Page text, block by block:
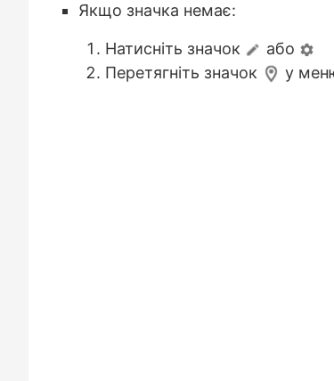
Якщо значка немає:
Натисніть значок
або
Перетягніть значок
у